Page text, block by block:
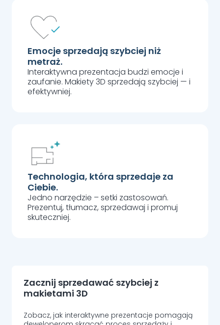
Emocje sprzedają szybciej niż
metraż.
Interaktywna prezentacja budzi emocje i
zaufanie. Makiety 3D sprzedają szybciej — i
efektywniej.
Technologia, która sprzedaje za
Ciebie.
Jedno narzędzie – setki zastosowań.
Prezentuj, tłumacz, sprzedawaj i promuj
skuteczniej.
Zacznij sprzedawać szybciej z
makietami 3D
Zobacz, jak interaktywne prezentacje pomagają